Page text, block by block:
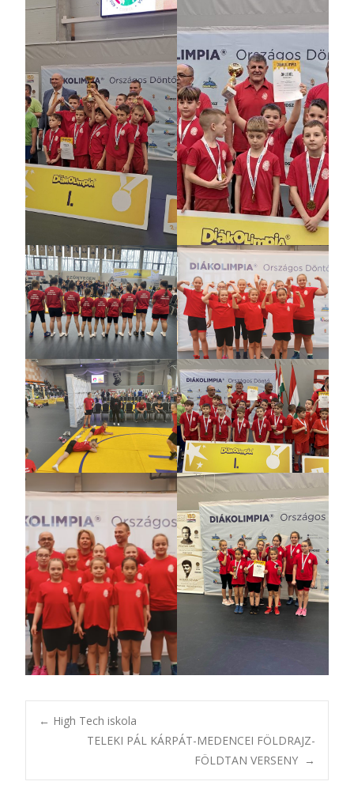
← High Tech iskola
TELEKI PÁL KÁRPÁT-MEDENCEI FÖLDRAJZ-
FÖLDTAN VERSENY →